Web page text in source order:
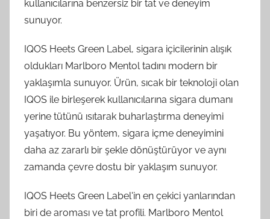
kullanıcılarına benzersiz bir tat ve deneyim
sunuyor.
IQOS Heets Green Label, sigara içicilerinin alışık
oldukları Marlboro Mentol tadını modern bir
yaklaşımla sunuyor. Ürün, sıcak bir teknoloji olan
IQOS ile birleşerek kullanıcılarına sigara dumanı
yerine tütünü ısıtarak buharlaştırma deneyimi
yaşatıyor. Bu yöntem, sigara içme deneyimini
daha az zararlı bir şekle dönüştürüyor ve aynı
zamanda çevre dostu bir yaklaşım sunuyor.
IQOS Heets Green Label'in en çekici yanlarından
biri de aroması ve tat profili. Marlboro Mentol